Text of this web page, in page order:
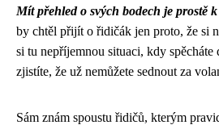
Mít přehled o svých bodech je prostě
by chtěl přijít o řidičák jen proto, že si
si tu nepříjemnou situaci, kdy spěcháte
zjistíte, že už nemůžete sednout za
Sám znám spoustu řidičů, kterým